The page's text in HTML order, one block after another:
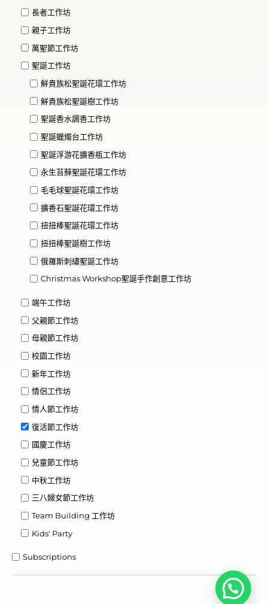
長者工作坊
親子工作坊
萬聖節工作坊
聖誕工作坊
鮮貴族松聖誕花環工作坊
鮮貴族松聖誕樹工作坊
聖誕香水調香工作坊
聖誕蠟燭台工作坊
聖誕浮游花擴香瓶工作坊
永生苔蘚聖誕花環工作坊
毛毛球聖誕花環工作坊
擴香石聖誕花環工作坊
扭扭棒聖誕花環工作坊
扭扭棒聖誕樹工作坊
俄羅斯刺繡聖誕工作坊
Christmas Workshop聖誕手作創意工作坊
端午工作坊
父親節工作坊
母親節工作坊
校園工作坊
新年工作坊
情侶工作坊
情人節工作坊
復活節工作坊
國慶工作坊
兒童節工作坊
中秋工作坊
三八婦女節工作坊
Team Building 工作坊
Kids' Party
Subscriptions